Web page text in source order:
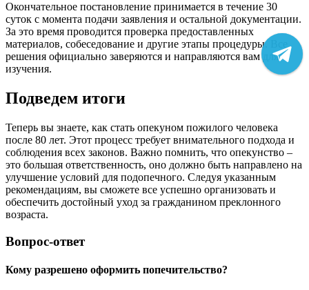
Окончательное постановление принимается в течение 30
суток с момента подачи заявления и остальной документации.
За это время проводится проверка предоставленных
материалов, собеседование и другие этапы процедуры. Все
решения официально заверяются и направляются вам для
изучения.
Подведем итоги
Теперь вы знаете, как стать опекуном пожилого человека
после 80 лет. Этот процесс требует внимательного подхода и
соблюдения всех законов. Важно помнить, что опекунство –
это большая ответственность, оно должно быть направлено на
улучшение условий для подопечного. Следуя указанным
рекомендациям, вы сможете все успешно организовать и
обеспечить достойный уход за гражданином преклонного
возраста.
Вопрос-ответ
Кому разрешено оформить попечительство?